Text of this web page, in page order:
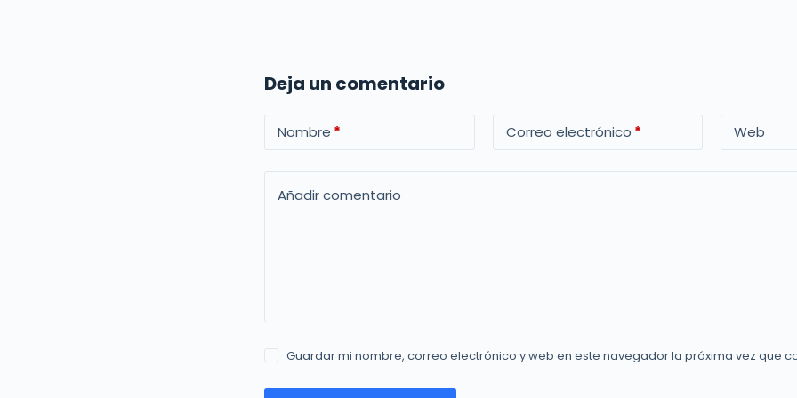
Deja un comentario
Nombre * Correo electrónico * Web
Añadir comentario
Guardar mi nombre, correo electrónico y web en este navegador la próxima vez que